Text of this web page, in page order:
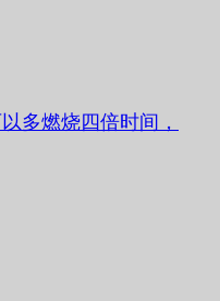
多燃烧四倍时间，